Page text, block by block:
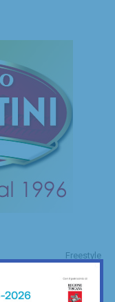
Freestyle
ai piedi… il